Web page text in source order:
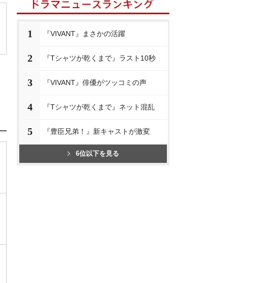
1 『VIVANT』まさかの活躍
2 『Tシャツが乾くまで』ラスト10秒
3 『VIVANT』俳優がツッコミの声
4 『Tシャツが乾くまで』ネット混乱
5 『豊臣兄弟！』新キャストが激変
6位以下を見る